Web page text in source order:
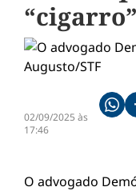
02/09/2025 às
17:46
O advogado